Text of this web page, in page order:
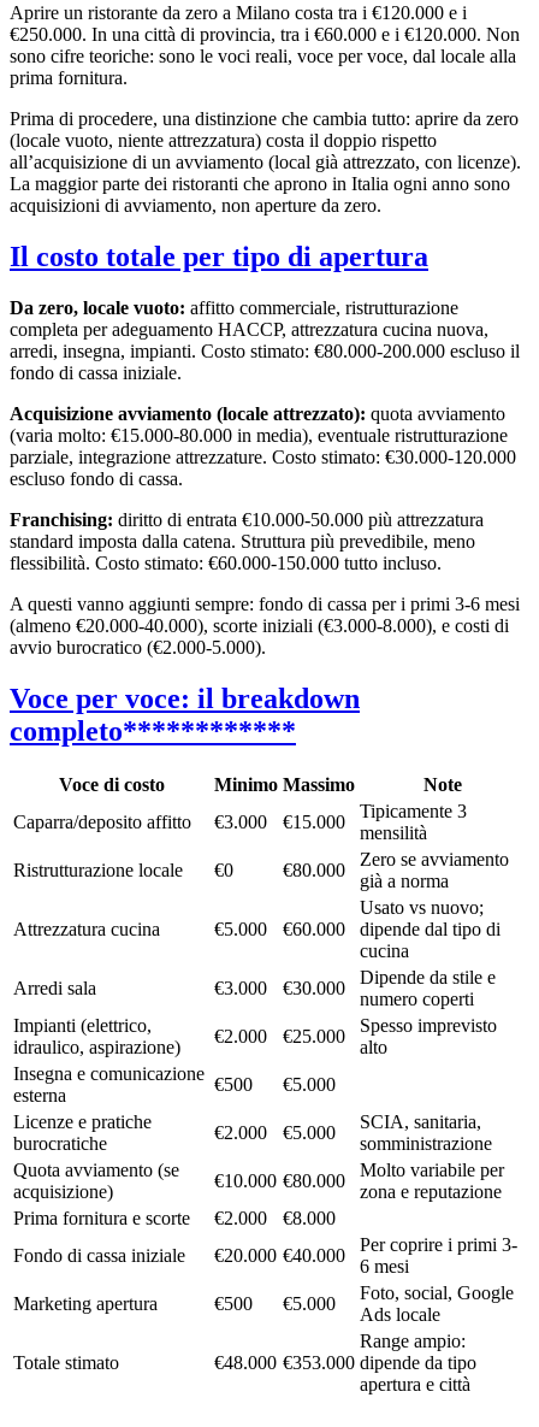
Aprire un ristorante da zero a Milano costa tra i €120.000 e i
€250.000. In una città di provincia, tra i €60.000 e i €120.000. Non
sono cifre teoriche: sono le voci reali, voce per voce, dal locale alla
prima fornitura.
Prima di procedere, una distinzione che cambia tutto: aprire da zero
(locale vuoto, niente attrezzatura) costa il doppio rispetto
all’acquisizione di un avviamento (local già attrezzato, con licenze).
La maggior parte dei ristoranti che aprono in Italia ogni anno sono
acquisizioni di avviamento, non aperture da zero.
Il costo totale per tipo di apertura
Da zero, locale vuoto: affitto commerciale, ristrutturazione
completa per adeguamento HACCP, attrezzatura cucina nuova,
arredi, insegna, impianti. Costo stimato: €80.000-200.000 escluso il
fondo di cassa iniziale.
Acquisizione avviamento (locale attrezzato): quota avviamento
(varia molto: €15.000-80.000 in media), eventuale ristrutturazione
parziale, integrazione attrezzature. Costo stimato: €30.000-120.000
escluso fondo di cassa.
Franchising: diritto di entrata €10.000-50.000 più attrezzatura
standard imposta dalla catena. Struttura più prevedibile, meno
flessibilità. Costo stimato: €60.000-150.000 tutto incluso.
A questi vanno aggiunti sempre: fondo di cassa per i primi 3-6 mesi
(almeno €20.000-40.000), scorte iniziali (€3.000-8.000), e costi di
avvio burocratico (€2.000-5.000).
Voce per voce: il breakdown
completo************
Voce di costo Minimo Massimo
Note
Caparra/deposito affitto
€3.000 €15.000
Tipicamente 3
mensilità
Ristrutturazione locale
€0 €80.000
Zero se avviamento
già a norma
Attrezzatura cucina €5.000 €60.000
Usato vs nuovo;
dipende dal tipo di
cucina
Arredi sala
€3.000 €30.000
Dipende da stile e
numero coperti
Impianti (elettrico,
idraulico, aspirazione)
€2.000 €25.000
Spesso imprevisto
alto
Insegna e comunicazione
esterna
€500
€5.000
Licenze e pratiche
burocratiche
€2.000 €5.000
SCIA, sanitaria,
somministrazione
Quota avviamento (se
acquisizione)
€10.000 €80.000
Molto variabile per
zona e reputazione
Prima fornitura e scorte
€2.000
€8.000
Fondo di cassa iniziale
€20.000 €40.000
Per coprire i primi 3-
6 mesi
Marketing apertura
€500 €5.000
Foto, social, Google
Ads locale
Totale stimato €48.000 €353.000
Range ampio:
dipende da tipo
apertura e città